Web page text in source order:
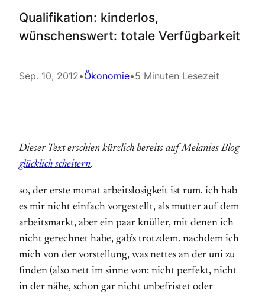
Qualifikation: kinderlos,
wünschenswert: totale Verfügbarkeit
Sep. 10, 2012•Ökonomie•5 Minuten Lesezeit
Dieser Text erschien kürzlich bereits auf Melanies Blog
glücklich scheitern.
so, der erste monat arbeitslosigkeit ist rum. ich hab
es mir nicht einfach vorgestellt, als mutter auf dem
arbeitsmarkt, aber ein paar knüller, mit denen ich
nicht gerechnet habe, gab’s trotzdem. nachdem ich
mich von der vorstellung, was nettes an der uni zu
finden (also nett im sinne von: nicht perfekt, nicht
in der nähe, schon gar nicht unbefristet oder